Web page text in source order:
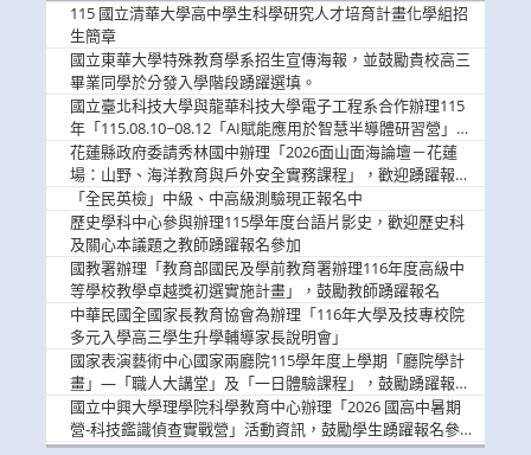
115 國立清華大學高中學生科學研究人才培育計畫化學組招
生簡章
國立東華大學特殊教育學系招生宣傳海報，並鼓勵貴校高三
畢業同學於分發入學階段踴躍選填。
國立臺北科技大學與龍華科技大學電子工程系合作辦理115
年「115.08.10~08.12「AI賦能應用於智慧半導體研習營」，
歡迎學生踴躍報名參加
花蓮縣政府委請秀林國中辦理「2026面山面海論壇－花蓮
場：山野、海洋教育與戶外安全實務課程」，歡迎踴躍報名
參加
「全民英檢」中級、中高級測驗現正報名中
歷史學科中心參與辦理115學年度台語片影史，歡迎歷史科
及關心本議題之教師踴躍報名參加
國教署辦理「教育部國民及學前教育署辦理116年度高級中
等學校教學卓越獎初選實施計畫」，鼓勵教師踴躍報名
中華民國全國家長教育協會為辦理「116年大學及技專校院
多元入學高三學生升學輔導家長說明會」
國家表演藝術中心國家兩廳院115學年度上學期「廳院學計
畫」—「職人大講堂」及「一日體驗課程」，鼓勵踴躍報名
參與。
國立中興大學理學院科學教育中心辦理「2026 國高中暑期
營-科技鑑識偵查實戰營」活動資訊，鼓勵學生踴躍報名參